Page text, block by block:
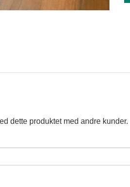
dette produktet med andre kunder.